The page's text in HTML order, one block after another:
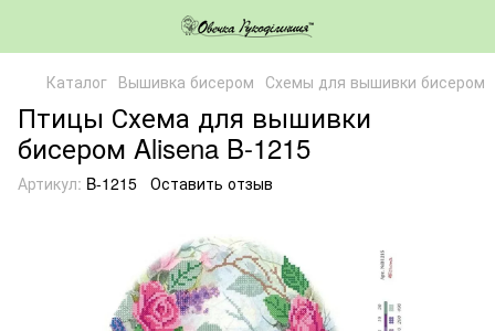
Каталог Вышивка бисером Схемы для вышивки бисером
Птицы Схема для вышивки
бисером Alisena B-1215
Артикул: B-1215 Оставить отзыв